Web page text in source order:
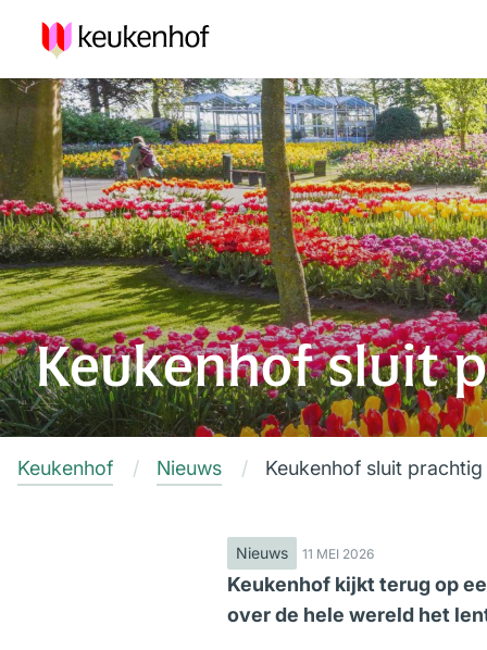
Keukenhof sluit
Keukenhof Nieuws Keukenhof sluit
Nieuws 11 MEI 2026
Keukenhof kijkt terug op
over de hele wereld het